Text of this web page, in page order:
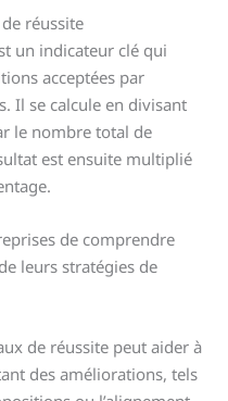
réussite
un indicateur clé qui
acceptées par
Il se calcule en divisant
le nombre total de
est ensuite multiplié
de comprendre
leurs stratégies de
de réussite peut aider à
des améliorations, tels